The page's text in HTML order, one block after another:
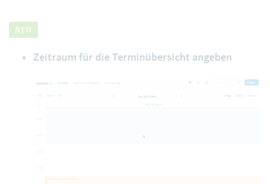
NEU
Zeitraum für die Terminübersicht angeben